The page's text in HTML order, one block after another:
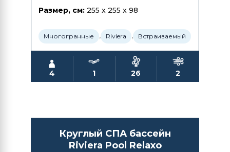
Размер, см: 255 x 255 x 98
Многогранные , Riviera , Встраиваемый
4 1 26 2
Круглый СПА бассейн
Riviera Pool Relaxo